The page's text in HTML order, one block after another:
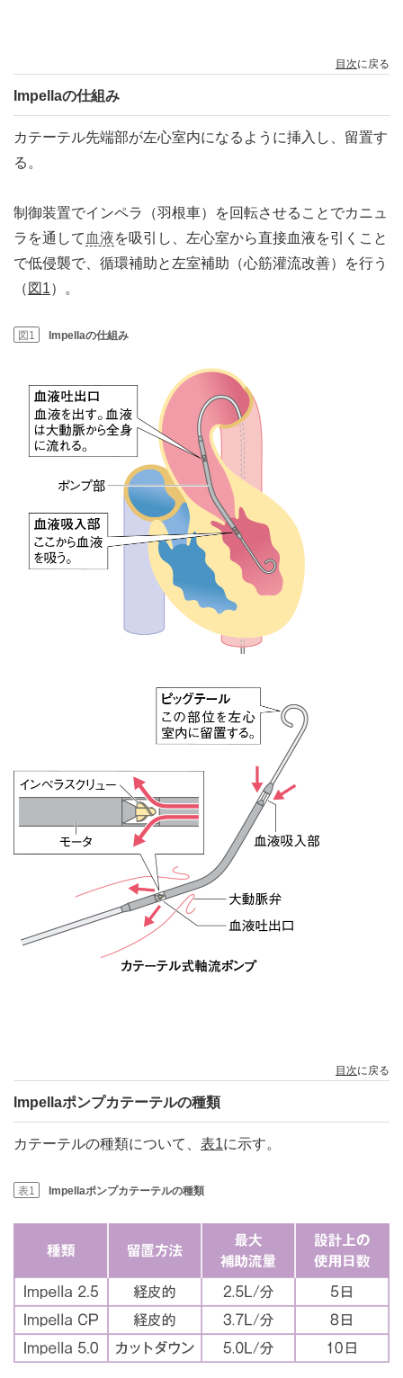
目次に戻る
Impellaの仕組み
カテーテル先端部が左心室内になるように挿入し、留置す
る。
制御装置でインペラ（羽根車）を回転させることでカニュ
ラを通して 血液を吸引し、左心室から直接血液を引くこと
で低侵襲で、循環補助と左室補助（心筋灌流改善）を行う
（ 図1）。
図1 Impellaの仕組み
目次に戻る
Impellaポンプカテーテルの種類
カテーテルの種類について、 表1に示す。
表1 Impellaポンプカテーテルの種類